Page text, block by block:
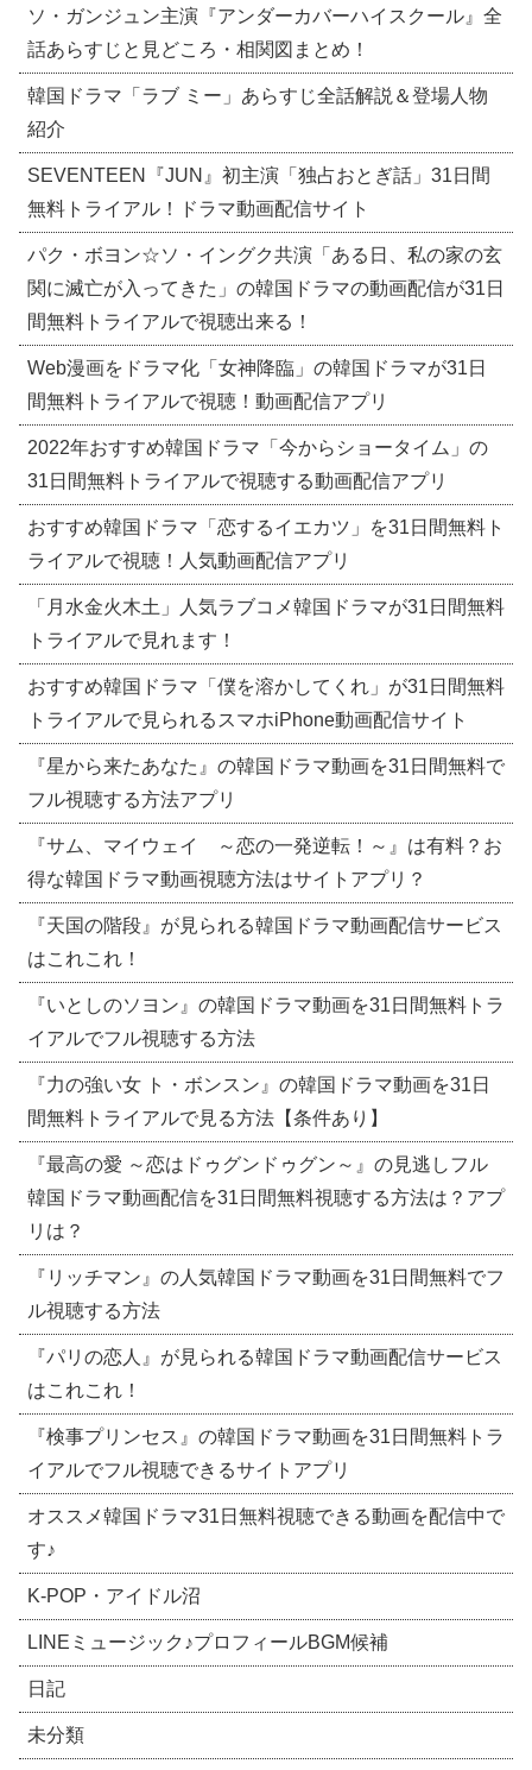
ソ・ガンジュン主演『アンダーカバーハイスクール』全
話あらすじと見どころ・相関図まとめ！
韓国ドラマ「ラブ ミー」あらすじ全話解説＆登場人物
紹介
SEVENTEEN『JUN』初主演「独占おとぎ話」31日間
無料トライアル！ドラマ動画配信サイト
パク・ボヨン☆ソ・イングク共演「ある日、私の家の玄
関に滅亡が入ってきた」の韓国ドラマの動画配信が31日
間無料トライアルで視聴出来る！
Web漫画をドラマ化「女神降臨」の韓国ドラマが31日
間無料トライアルで視聴！動画配信アプリ
2022年おすすめ韓国ドラマ「今からショータイム」の
31日間無料トライアルで視聴する動画配信アプリ
おすすめ韓国ドラマ「恋するイエカツ」を31日間無料ト
ライアルで視聴！人気動画配信アプリ
「月水金火木土」人気ラブコメ韓国ドラマが31日間無料
トライアルで見れます！
おすすめ韓国ドラマ「僕を溶かしてくれ」が31日間無料
トライアルで見られるスマホiPhone動画配信サイト
『星から来たあなた』の韓国ドラマ動画を31日間無料で
フル視聴する方法アプリ
『サム、マイウェイ ～恋の一発逆転！～』は有料？お
得な韓国ドラマ動画視聴方法はサイトアプリ？
『天国の階段』が見られる韓国ドラマ動画配信サービス
はこれこれ！
『いとしのソヨン』の韓国ドラマ動画を31日間無料トラ
イアルでフル視聴する方法
『力の強い女 ト・ボンスン』の韓国ドラマ動画を31日
間無料トライアルで見る方法【条件あり】
『最高の愛 ～恋はドゥグンドゥグン～』の見逃しフル
韓国ドラマ動画配信を31日間無料視聴する方法は？アプ
リは？
『リッチマン』の人気韓国ドラマ動画を31日間無料でフ
ル視聴する方法
『パリの恋人』が見られる韓国ドラマ動画配信サービス
はこれこれ！
『検事プリンセス』の韓国ドラマ動画を31日間無料トラ
イアルでフル視聴できるサイトアプリ
オススメ韓国ドラマ31日無料視聴できる動画を配信中で
す♪
​K-POP・アイドル沼
LINEミュージック♪プロフィールBGM候補
日記
未分類